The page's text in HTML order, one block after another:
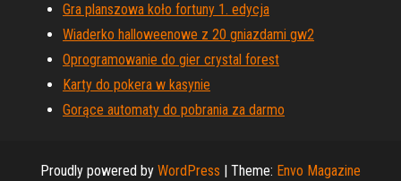
Gra planszowa koło fortuny 1. edycja
Wiaderko halloweenowe z 20 gniazdami gw2
Oprogramowanie do gier crystal forest
Karty do pokera w kasynie
Gorące automaty do pobrania za darmo
Proudly powered by WordPress | Theme: Envo Magazine